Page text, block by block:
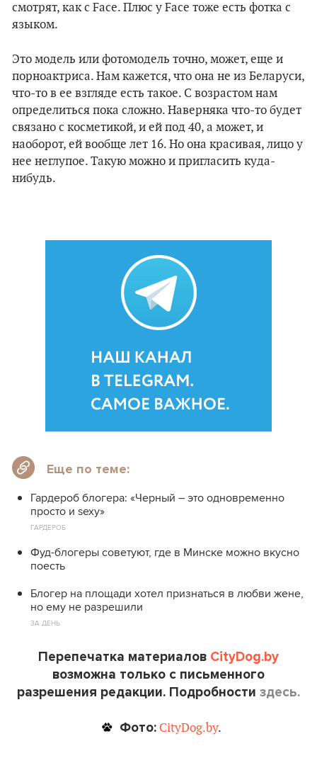
смотрят, как с Face. Плюс у Face тоже есть фотка с
языком.
Это модель или фотомодель точно, может, еще и
порноактриса. Нам кажется, что она не из Беларуси,
что-то в ее взгляде есть такое. С возрастом нам
определиться пока сложно. Наверняка что-то будет
связано с косметикой, и ей под 40, а может, и
наоборот, ей вообще лет 16. Но она красивая, лицо у
нее неглупое. Такую можно и пригласить куда-
нибудь.
Еще по теме:
Гардероб блогера: «Черный – это одновременно
просто и sexy»
ГАРДЕРОБ
Фуд-блогеры советуют, где в Минске можно вкусно
поесть
Блогер на площади хотел признаться в любви жене,
но ему не разрешили
ЗА ДЕНЬ
Перепечатка материалов CityDog.by
возможна только с письменного
разрешения редакции. Подробности здесь.
Фото: CityDog.by.